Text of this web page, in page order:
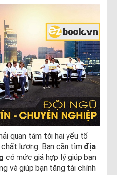
quan tâm tới hai yếu tố
lượng. Bạn cần tìm địa
có mức giá hợp lý giúp bạn
và giúp bạn tăng tài chính